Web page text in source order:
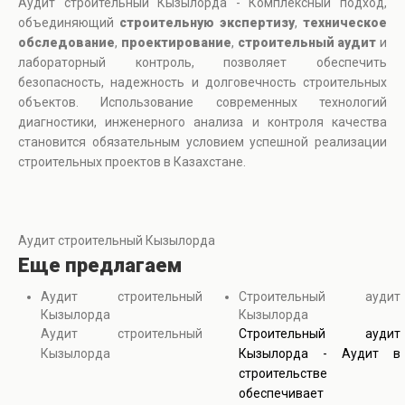
объединяющий строительную экспертизу, техническое
обследование, проектирование, строительный аудит и
лабораторный контроль, позволяет обеспечить
безопасность, надежность и долговечность строительных
объектов. Использование современных технологий
диагностики, инженерного анализа и контроля качества
становится обязательным условием успешной реализации
строительных проектов в Казахстане.
Аудит строительный Кызылорда
Еще предлагаем
Аудит строительный
Кызылорда
Аудит строительный
Кызылорда
Строительный аудит
Кызылорда
Строительный аудит
Кызылорда - Аудит в
строительстве
обеспечивает